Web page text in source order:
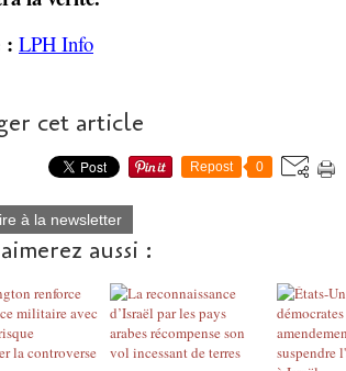
: LPH Info
cet article
Repost 0
à la newsletter
aussi :